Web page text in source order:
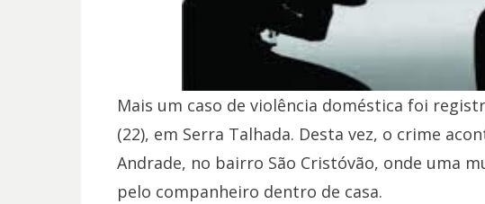
Mais um caso de violência doméstica foi
(22), em Serra Talhada. Desta vez, o crime
Andrade, no bairro São Cristóvão, onde uma
pelo companheiro dentro de casa.